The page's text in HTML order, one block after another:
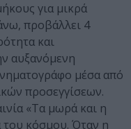
για μικρά
προβάλλει 4
και
αυξανόμενη
μέσα από
προσεγγίσεων.
«Τα μωρά και η
του κόσμου. Όταν η